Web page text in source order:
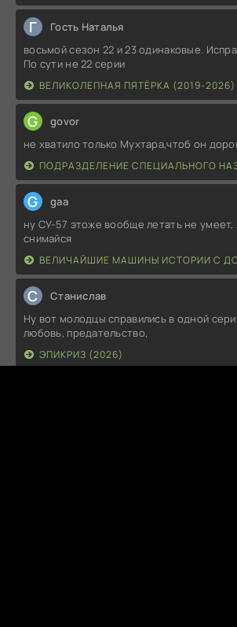
Г Гость Наталья
восьмой сезон 22 и 23 одинаковые.
По сути не 22 серии
ВЕЛИКОЛЕПНАЯ ПЯТЁРКА (2019-2026)
G govor
не хватило только Мухтара,чтоб он
ПОДРАЗДЕЛЕНИЕ СПЕЦИАЛЬНОГО
G gaa
ну СУ-57 этоже вообще летать не умеет,
снимайся
ВЕЛИЧАЙШИЕ МАШИНЫ ИСТОРИИ С ДОЛЬФОМ
С Станислав
Ну вот молодцы справились в одной
любовь, предательство,
ЭПИКРИЗ (2026)